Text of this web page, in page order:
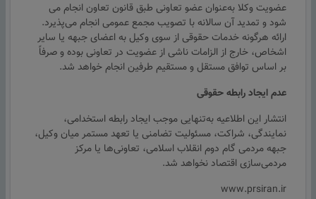
عضویت وکلا به‌عنوان عضو تعاونی طبق قانون تعاون انجام می
شود و تمدید آن سالانه با تصویب مجمع عمومی انجام می‌پذیرد.
ارائه هرگونه خدمات حقوقی از سوی وکیل به اعضای جبهه یا سایر
اشخاص، خارج از الزامات ناشی از عضویت در تعاونی بوده و صرفاً
بر اساس توافق مستقل و مستقیم طرفین انجام خواهد شد.
عدم ایجاد رابطه حقوقی
انتشار این اطلاعیه به‌تنهایی موجب ایجاد رابطه استخدامی،
نمایندگی، شراکت، مسئولیت تضامنی یا تعهد مستمر میان وکیل،
جبهه مردمی گام دوم انقلاب اسلامی، تعاونی‌ها یا مرکز
مردمی‌سازی اقتصاد نخواهد شد.
www.prsiran.ir